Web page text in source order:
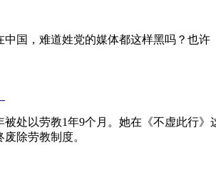
中国，难道姓党的媒体都这样黑吗？也许
被处以劳教1年9个月。她在《不虚此行
除劳教制度。